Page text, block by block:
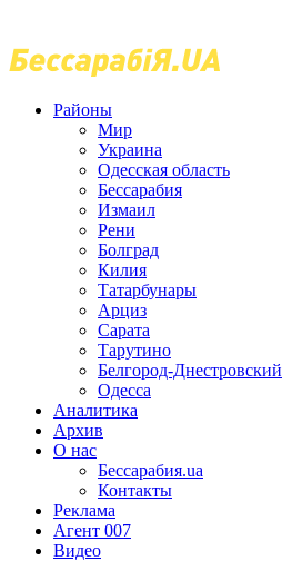
Районы
Мир
Украина
Одесская область
Бессарабия
Измаил
Рени
Болград
Килия
Татарбунары
Арциз
Сарата
Тарутино
Белгород-Днестровский
Одесса
Аналитика
Архив
О нас
Бессарабия.ua
Контакты
Реклама
Агент 007
Видео